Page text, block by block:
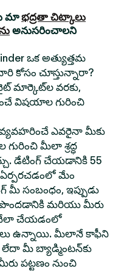
మాభద్రతా చిట్కాలు
అనుసరించాలని
ఒక అత్యుత్తమ
కోసం చూస్తున్నారా?
మార్కెట్‌ల వరకు,
విషయాల గురించి
ఎవరైనా మీకు
మీలా శ్రద్ధ
డేటింగ్ చేయడానికి 55
మేం
మీ సంబంధం, ఇప్పుడు
పొందడానికి మరియు మీరు
చేయడంలో
ఉన్నాయి. మీలానే కాఫీని
లేదా మీ బ్యాడ్మింటన్‌కు
పట్టణం నుంచి